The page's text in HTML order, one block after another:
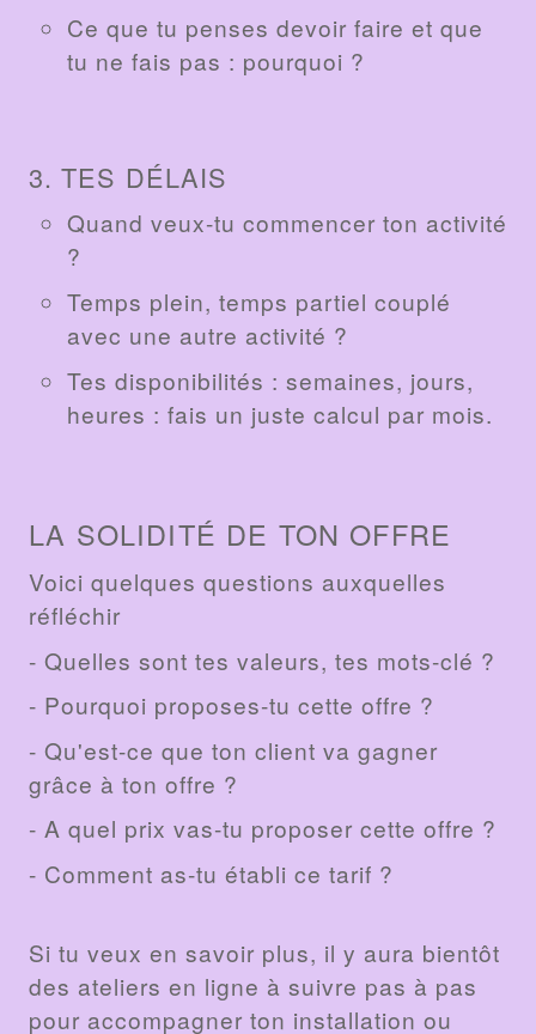
Ce que tu penses devoir faire et que
tu ne fais pas : pourquoi ?
3. TES DÉLAIS
Quand veux-tu commencer ton activité
?
Temps plein, temps partiel couplé
avec une autre activité ?
Tes disponibilités : semaines, jours,
heures : fais un juste calcul par mois.
LA SOLIDITÉ DE TON OFFRE
Voici quelques questions auxquelles
réfléchir
- Quelles sont tes valeurs, tes mots-clé ?
- Pourquoi proposes-tu cette offre ?
- Qu'est-ce que ton client va gagner
grâce à ton offre ?
- A quel prix vas-tu proposer cette offre ?
- Comment as-tu établi ce tarif ?
Si tu veux en savoir plus, il y aura bientôt
des ateliers en ligne à suivre pas à pas
pour accompagner ton installation ou